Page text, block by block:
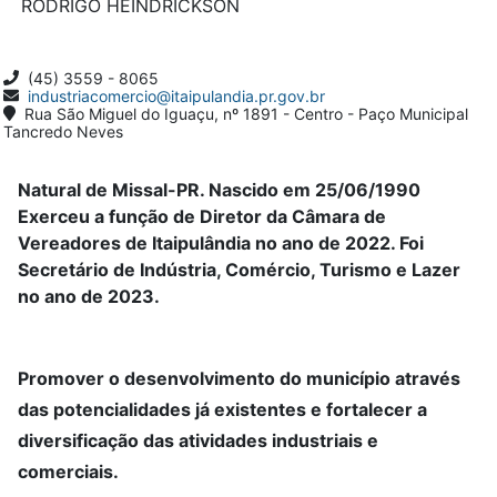
RODRIGO HEINDRICKSON
(45) 3559 - 8065
industriacomercio@itaipulandia.pr.gov.br
Rua São Miguel do Iguaçu, nº 1891 - Centro - Paço Municipal
Tancredo Neves
Natural de Missal-PR. Nascido em 25/06/1990
Exerceu a função de Diretor da Câmara de
Vereadores de Itaipulândia no ano de 2022. Foi
Secretário de Indústria, Comércio, Turismo e Lazer
no ano de 2023.
Promover o desenvolvimento do município através
das potencialidades já existentes e fortalecer a
diversificação das atividades industriais e
comerciais.